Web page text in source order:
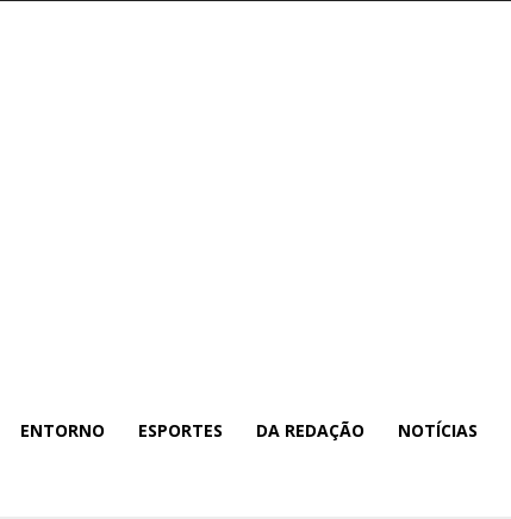
ENTORNO ESPORTES DA REDAÇÃO NOTÍCIAS